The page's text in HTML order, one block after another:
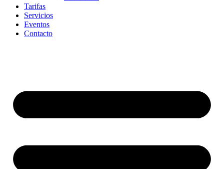
Tarifas
Servicios
Eventos
Contacto